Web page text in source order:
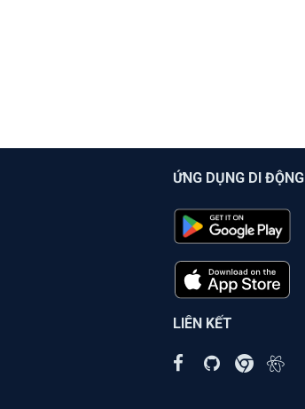
ỨNG DỤNG DI ĐỘNG
LIÊN KẾT